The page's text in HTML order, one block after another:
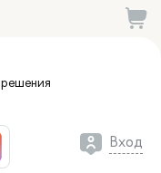
решения
Вход